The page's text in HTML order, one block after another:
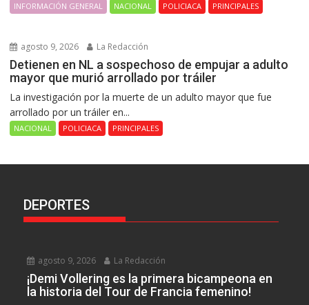
INFORMACIÓN GENERAL NACIONAL POLICIACA PRINCIPALES
agosto 9, 2026 La Redacción
Detienen en NL a sospechoso de empujar a adulto
mayor que murió arrollado por tráiler
La investigación por la muerte de un adulto mayor que fue
arrollado por un tráiler en...
NACIONAL POLICIACA PRINCIPALES
DEPORTES
agosto 9, 2026 La Redacción
¡Demi Vollering es la primera bicampeona en
la historia del Tour de Francia femenino!